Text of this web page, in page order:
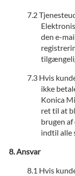
den e-
Hvis
ikke
Konica
ret til at
brugen
indtil alle
Ansvar
Hvis